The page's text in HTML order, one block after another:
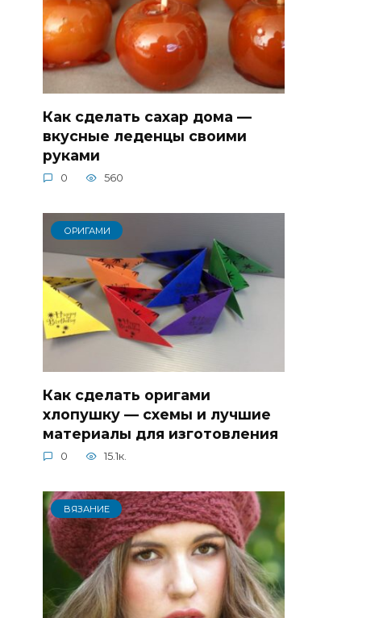
Как сделать сахар дома —
вкусные леденцы своими
руками
0 560
ОРИГАМИ
Как сделать оригами
хлопушку — схемы и лучшие
материалы для изготовления
0 15.1к.
ВЯЗАНИЕ